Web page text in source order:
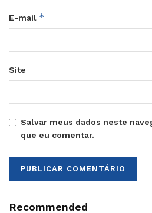
E-mail *
Site
Salvar meus dados neste
que eu comentar.
Recommended